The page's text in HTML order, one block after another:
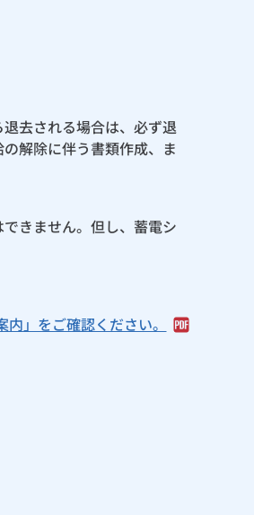
去される場合は、必ず退
解除に伴う書類作成、ま
きません。但し、蓄電シ
」をご確認ください。